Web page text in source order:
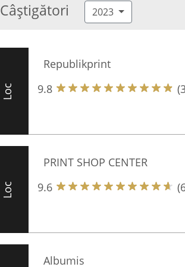
Câștigători 2023
Loc
Republikprint
9.8
Loc
PRINT SHOP CENTER
9.6
Albumis